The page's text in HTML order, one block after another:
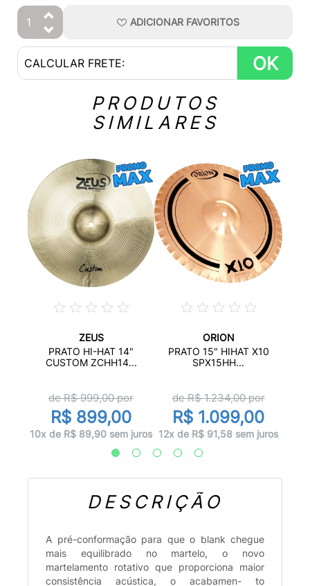
ADICIONAR FAVORITOS
OK
PRODUTOS
SIMILARES
ZEUS
PRATO HI-HAT 14"
CUSTOM ZCHH14...
de R$999,00por
R$ 899,00
10x de R$ 89,90 sem juros
ORION
PRATO 15" HIHAT X10
SPX15HH...
de R$1.234,00por
R$ 1.099,00
12x de R$ 91,58 sem juros
DESCRIÇÃO
A pré-conformação para que o blank chegue
mais equilibrado no martelo, o novo
martelamento rotativo que proporciona maior
consistência acústica, o acabamen- to